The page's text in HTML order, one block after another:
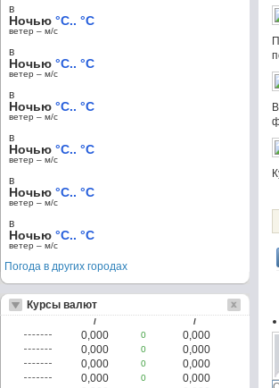
в
Ночью °C.. °C
ветер – м/c
в
Ночью °C.. °C
ветер – м/c
в
Ночью °C.. °C
ветер – м/c
в
Ночью °C.. °C
ветер – м/c
в
Ночью °C.. °C
ветер – м/c
в
Ночью °C.. °C
ветер – м/c
Погода в других городах
Курсы валют
/ /
0,000 0
0,000
0,000
0
0,000
0,000
0
0,000
0,000
0
0,000